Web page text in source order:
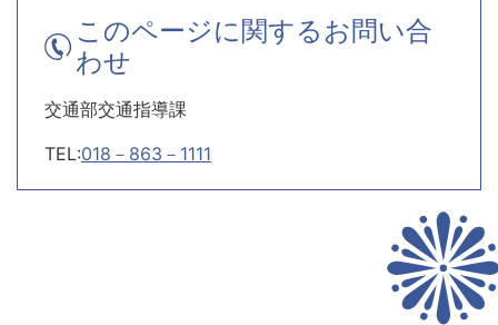
このページに関するお問い合
わせ
交通部交通指導課
TEL:018－863－1111